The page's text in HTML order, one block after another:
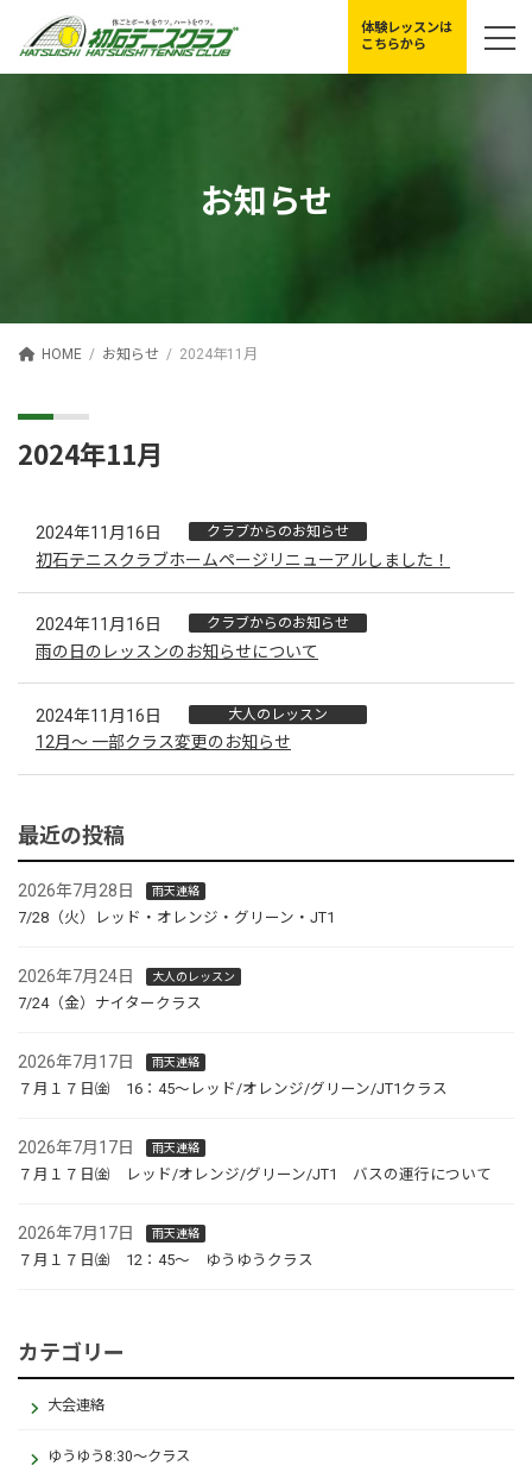
体験レッスンは
こちらから
お知らせ
HOME お知らせ 2024年11月
2024年11月
2024年11月16日 クラブからのお知らせ
初石テニスクラブホームページリニューアルしました！
2024年11月16日 クラブからのお知らせ
雨の日のレッスンのお知らせについて
2024年11月16日 大人のレッスン
12月～ 一部クラス変更のお知らせ
最近の投稿
2026年7月28日 雨天連絡
7/28（火）レッド・オレンジ・グリーン・JT1
2026年7月24日 大人のレッスン
7/24（金）ナイタークラス
2026年7月17日 雨天連絡
７月１７日㈮ 16：45～レッド/オレンジ/グリーン/JT1クラス
2026年7月17日 雨天連絡
７月１７日㈮ レッド/オレンジ/グリーン/JT1 バスの運行について
2026年7月17日 雨天連絡
７月１７日㈮ 12：45～ ゆうゆうクラス
カテゴリー
大会連絡
ゆうゆう8:30～クラス